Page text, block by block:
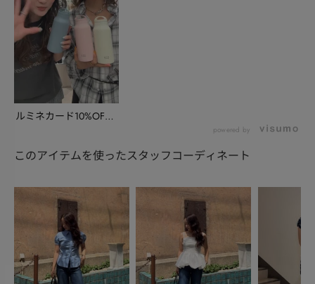
ルミネカード10%OFF
powered by
このアイテムを使ったスタッフコーディネート